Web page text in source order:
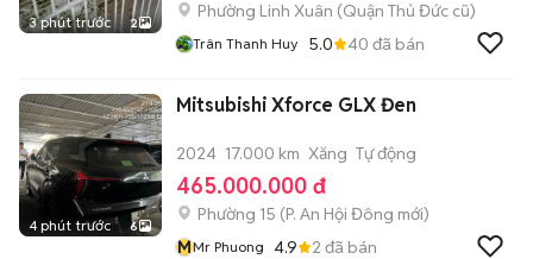
3 phút trước 2
Phường Linh Xuân (Quận Thủ Đức cũ)
Trân Thanh Huy 5.0 40 đã bán
4 phút trước 6
Mitsubishi Xforce GLX Đen
2024 17.000 km Xăng Tự động
465.000.000 đ
Phường 15 (P. An Hội Đông mới)
MMr Phuong 4.9 2 đã bán